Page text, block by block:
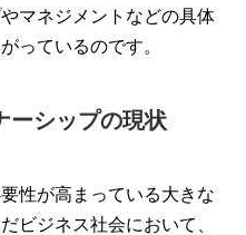
マネジメントなどの具体
っているのです。
ーシップの現状
性が高まっている大きな
ビジネス社会において、